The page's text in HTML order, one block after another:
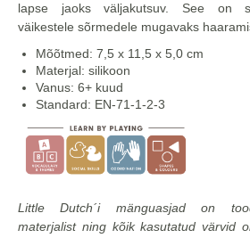
lapse jaoks väljakutsuv. See on
väikestele sõrmedele mugavaks
Mõõtmed: 7,5 x 11,5 x 5,0 cm
Materjal: silikoon
Vanus: 6+ kuud
Standard: EN-71-1-2-3
Little Dutch´i mänguasjad on
materjalist ning kõik kasutatud värvid